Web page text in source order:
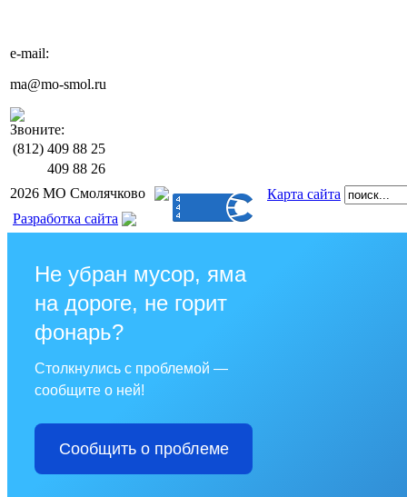
e-mail:
ma@mo-smol.ru
Звоните:
(812) 409 88 25
409 88 26
2026 МО Смолячково
Карта сайта
Разработка сайта
Не убран мусор, яма
на дороге, не горит
фонарь?
Столкнулись с проблемой —
сообщите о ней!
Сообщить о проблеме